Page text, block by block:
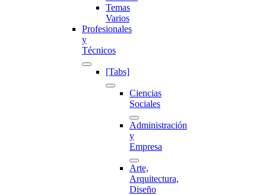
Temas
Varios
Profesionales
y
Técnicos
[Tabs]
Ciencias
Sociales
Administración
y
Empresa
Arte,
Arquitectura,
Diseño